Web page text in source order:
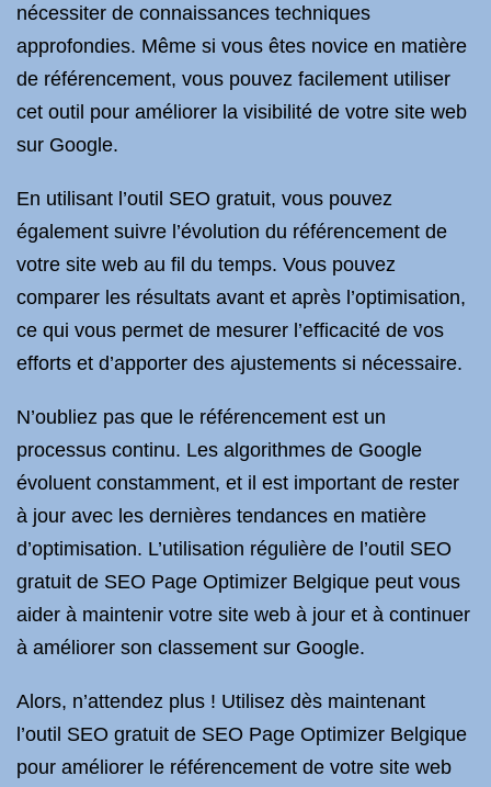
nécessiter de connaissances techniques
approfondies. Même si vous êtes novice en matière
de référencement, vous pouvez facilement utiliser
cet outil pour améliorer la visibilité de votre site web
sur Google.
En utilisant l’outil SEO gratuit, vous pouvez
également suivre l’évolution du référencement de
votre site web au fil du temps. Vous pouvez
comparer les résultats avant et après l’optimisation,
ce qui vous permet de mesurer l’efficacité de vos
efforts et d’apporter des ajustements si nécessaire.
N’oubliez pas que le référencement est un
processus continu. Les algorithmes de Google
évoluent constamment, et il est important de rester
à jour avec les dernières tendances en matière
d’optimisation. L’utilisation régulière de l’outil SEO
gratuit de SEO Page Optimizer Belgique peut vous
aider à maintenir votre site web à jour et à continuer
à améliorer son classement sur Google.
Alors, n’attendez plus ! Utilisez dès maintenant
l’outil SEO gratuit de SEO Page Optimizer Belgique
pour améliorer le référencement de votre site web